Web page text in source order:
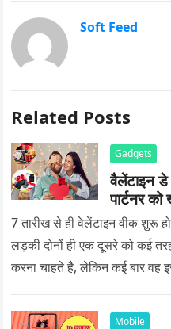
Soft Feed
Related Posts
Gadgets
वैलेंटाइन
पार्टनर
7 तारीख से ही वेलेंटाइन वीक शुरू
लड़की दोनों ही एक दूसरे को कई
करना चाहते है, लेकिन कई बार वह
Mobile